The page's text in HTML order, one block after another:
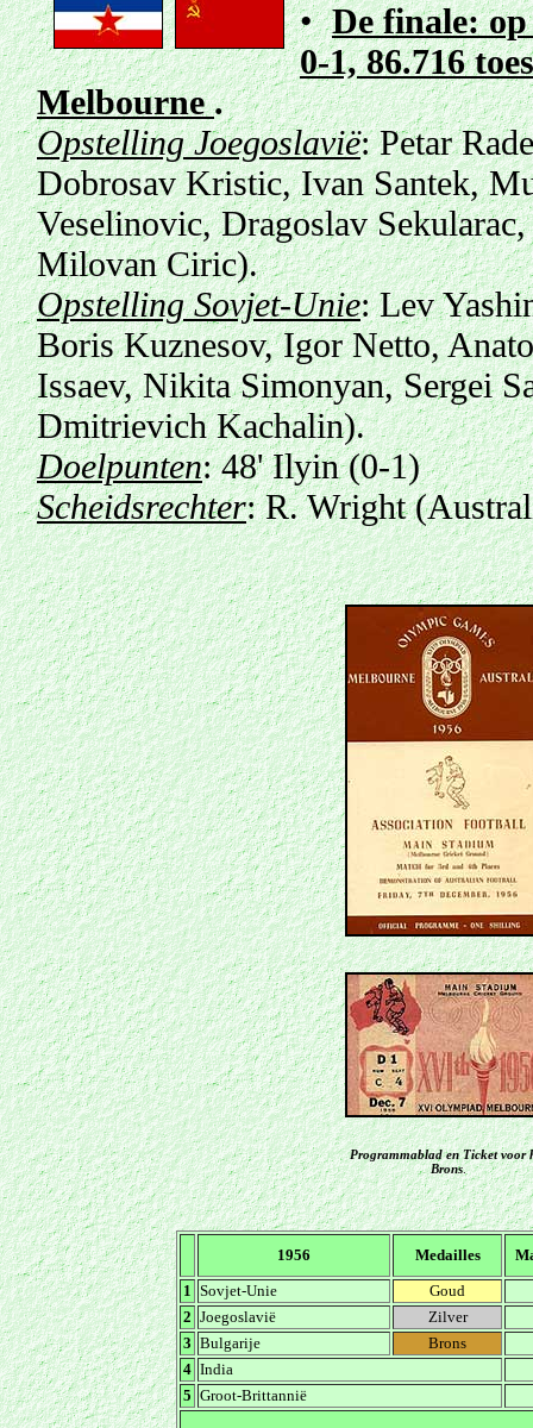
•De finale: op
0-1,86.716
Melbourne.
Opstelling Joegoslavië: Petar
Dobrosav Kristic, Ivan Santek,
Veselinovic, Dragoslav
Milovan Ciric).
Opstelling Sovjet-Unie: Lev
Boris Kuznesov, Igor Netto,
Issaev, Nikita Simonyan, Sergei
Dmitrievich Kachalin).
Doelpunten: 48' Ilyin (0-1)
Scheidsrechter: R. Wright
Programmablad en Ticket voor
Brons.
1956 Medailles
1 Sovjet-Unie
Goud
2 Joegoslavië
Zilver
3 Bulgarije
Brons
4 India
5 Groot-Brittannië